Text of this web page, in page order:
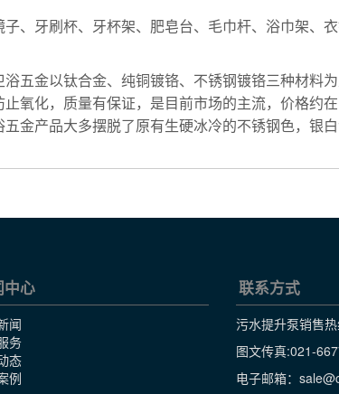
、牙刷杯、牙杯架、肥皂台、毛巾杆、浴巾架、
五金以钛合金、纯铜镀铬、不锈钢镀铬三种材料
氧化，质量有保证，是目前市场的主流，价格约
金产品大多摆脱了原有生硬冰冷的不锈钢色，银
中心
闻
务
态
例
联系方式
污水提升泵销售
图文传真:021-
电子邮箱：